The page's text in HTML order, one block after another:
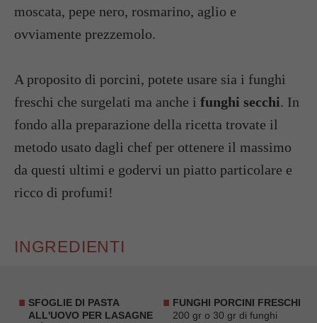
moscata, pepe nero, rosmarino, aglio e
ovviamente prezzemolo.
A proposito di porcini, potete usare sia i funghi
freschi che surgelati ma anche i funghi secchi. In
fondo alla preparazione della ricetta trovate il
metodo usato dagli chef per ottenere il massimo
da questi ultimi e godervi un piatto particolare e
ricco di profumi!
INGREDIENTI
SFOGLIE DI PASTA
ALL'UOVO PER LASAGNE
FUNGHI PORCINI FRESCHI
200 gr o 30 gr di funghi